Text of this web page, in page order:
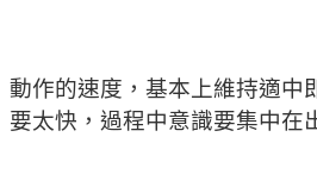
動作的速度，基本上維持適中
要太快，過程中意識要集中在